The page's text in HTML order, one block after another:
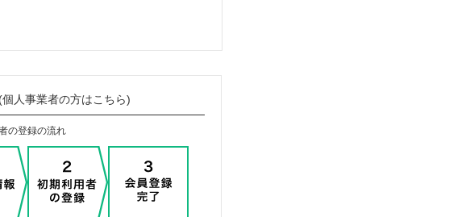
人事業者の方はこちら)
の登録の流れ